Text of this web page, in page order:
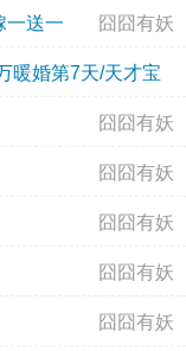
一送一 囧囧有妖
暖婚第7天/天才宝
囧囧有妖
囧囧有妖
囧囧有妖
囧囧有妖
囧囧有妖
囧囧有妖